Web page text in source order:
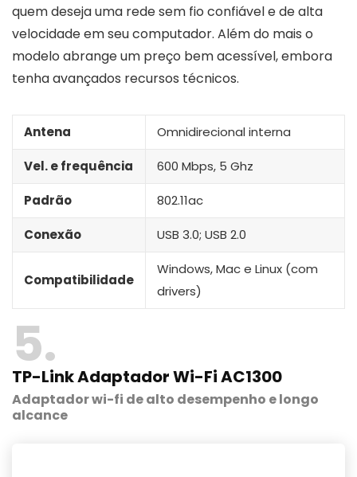
quem deseja uma rede sem fio confiável e de alta
velocidade em seu computador. Além do mais o
modelo abrange um preço bem acessível, embora
tenha avançados recursos técnicos.
Antena Omnidirecional interna
Vel. e frequência 600 Mbps, 5 Ghz
Padrão 802.11ac
Conexão USB 3.0; USB 2.0
Compatibilidade
Windows, Mac e Linux (com
drivers)
5
TP-Link Adaptador Wi-Fi AC1300
Adaptador wi-fi de alto desempenho e longo
alcance